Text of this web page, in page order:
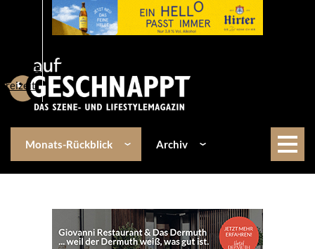
Lifestyle
Freizeit
Monats-Rückblick Archiv